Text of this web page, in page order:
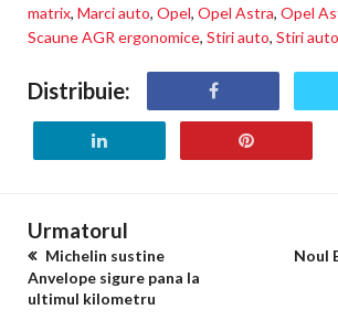
matrix, Marci auto, Opel, Opel Astra, Opel
Scaune AGR ergonomice, Stiri auto, Stiri
Distribuie:
Urmatorul
Michelin sustine
Anvelope sigure pana la
ultimul kilometru
Noul